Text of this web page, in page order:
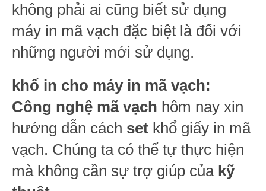
không phải ai cũng biết sử dụng
máy in mã vạch đặc biệt là đối với
những người mới sử dụng.
khổ in cho máy in mã vạch:
Công nghệ mã vạch hôm nay xin
hướng dẫn cách set khổ giấy in mã
vạch. Chúng ta có thể tự thực hiện
mà không cần sự trợ giúp của kỹ